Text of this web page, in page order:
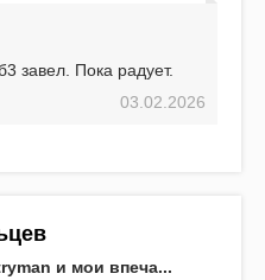
завел. Пока радует.
03.02.2026
и мои впеча...